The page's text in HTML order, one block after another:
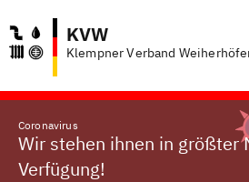
KVW
Klempner Verband
Coronavirus
Wir stehen ihnen in größter
Verfügung!